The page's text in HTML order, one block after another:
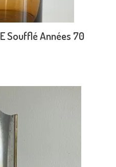
Soufflé Années 70